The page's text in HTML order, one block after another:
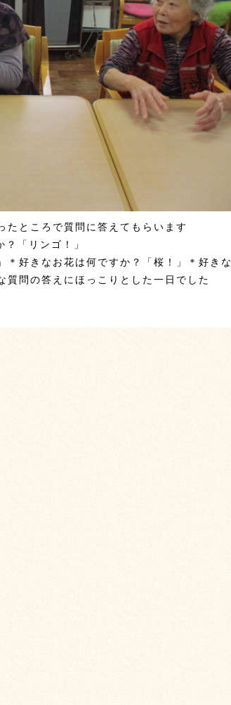
たところで質問に答えてもらいます
リンゴ！」
＊好きなお花は何ですか？「桜！」＊好きな
質問の答えにほっこりとした一日でした